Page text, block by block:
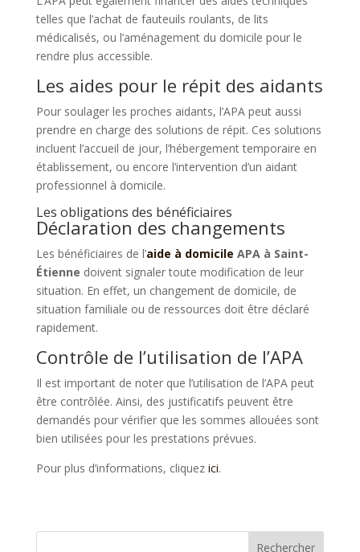
telles que l’achat de fauteuils roulants, de lits
médicalisés, ou l’aménagement du domicile pour le
rendre plus accessible.
Les aides pour le répit des aidants
Pour soulager les proches aidants, l’APA peut aussi
prendre en charge des solutions de répit. Ces solutions
incluent l’accueil de jour, l’hébergement temporaire en
établissement, ou encore l’intervention d’un aidant
professionnel à domicile.
Les obligations des bénéficiaires
Déclaration des changements
Les bénéficiaires de l’aide à domicile APA à Saint-
Étienne doivent signaler toute modification de leur
situation. En effet, un changement de domicile, de
situation familiale ou de ressources doit être déclaré
rapidement.
Contrôle de l’utilisation de l’APA
Il est important de noter que l’utilisation de l’APA peut
être contrôlée. Ainsi, des justificatifs peuvent être
demandés pour vérifier que les sommes allouées sont
bien utilisées pour les prestations prévues.
Pour plus d’informations, cliquez ici.